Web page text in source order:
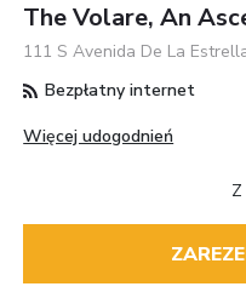
The Volare, An
111 S Avenida De La
Bezpłatny internet
Więcej udogodnień
Z